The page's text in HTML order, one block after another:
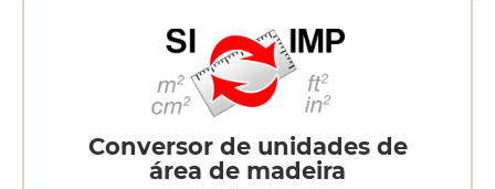
Conversor de unidades de
área de madeira